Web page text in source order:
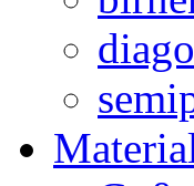
Material